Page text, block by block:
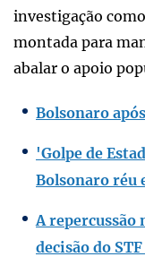
investigação
montada para
abalar o apoio
Bolsonaro
'Golpe de
Bolsonaro réu
A
decisão do